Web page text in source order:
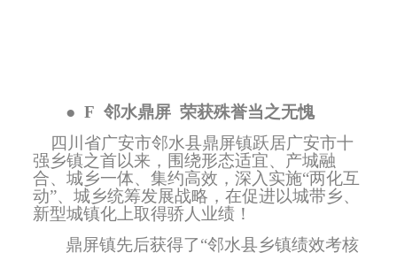
● F邻水鼎屏 荣获殊誉当之无愧
四川省广安市邻水县鼎屏镇跃居广安市十
强乡镇之首以来，围绕形态适宜、产城融
合、城乡一体、集约高效，深入实施“两化互
动”、城乡统筹发展战略，在促进以城带乡、
新型城镇化上取得骄人业绩！
鼎屏镇先后获得了“邻水县乡镇绩效考核